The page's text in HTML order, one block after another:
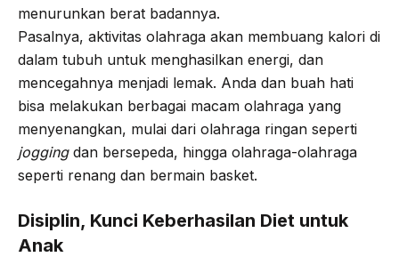
menurunkan berat badannya.
Pasalnya, aktivitas olahraga akan membuang kalori di
dalam tubuh untuk menghasilkan energi, dan
mencegahnya menjadi lemak. Anda dan buah hati
bisa melakukan berbagai macam olahraga yang
menyenangkan, mulai dari olahraga ringan seperti
jogging dan bersepeda, hingga olahraga-olahraga
seperti renang dan bermain basket.
Disiplin, Kunci Keberhasilan Diet untuk
Anak